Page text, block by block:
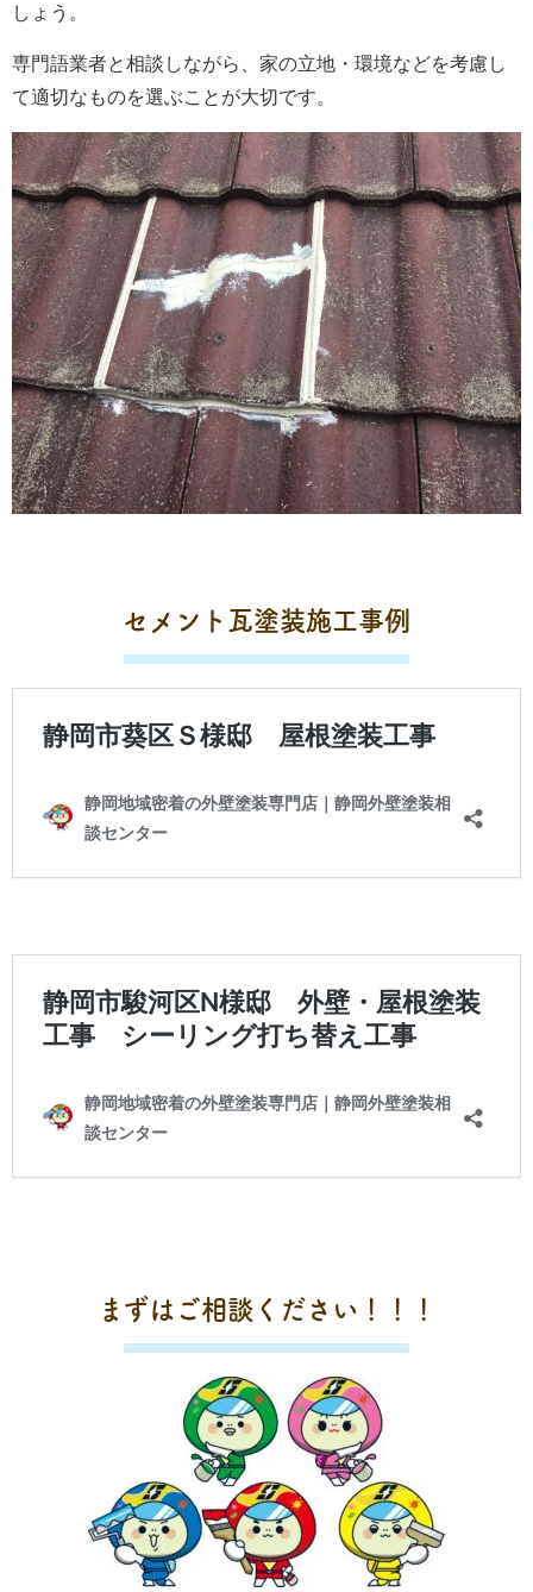
しょう。
専門語業者と相談しながら、家の立地・環境などを考慮し
て適切なものを選ぶことが大切です。
セメント瓦塗装施工事例
まずはご相談ください！！！